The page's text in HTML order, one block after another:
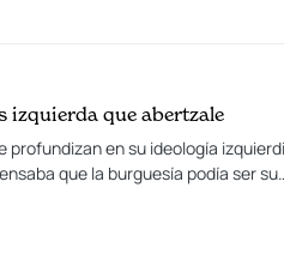
izquierda que abertzale
profundizan en su ideología
que la burguesía podía ser